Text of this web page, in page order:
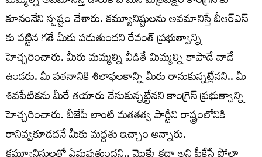
కూనంనేని స్పష్టం చేశారు. కమ్యూనిష్టులను అవమానిస్తే బీఆర్ఎస్
కు పట్టిన గతే మీకు పడుతుందని రేవంత్ ప్రభుత్వాన్ని
హెచ్చరించారు. మీరు మమ్మల్ని వీడితే మిమ్మల్ని కాపాడే వాడే
ఉండరు. మీ పతనానికి శిలాఫలకాన్ని మీరు రాసుకున్నట్లేనని.. మీ
శివపేటికను మీరే తయారు చేసుకున్నట్టేనని కాంగ్రెస్ ప్రభుత్వాన్ని
హెచ్చరించారు. బీజేపీ లాంటి మతతత్వ పార్టీని రాష్ట్రంలోనికి
రానివ్వకూడదనే మీకు మద్దతు ఇచ్చాం అన్నారు.